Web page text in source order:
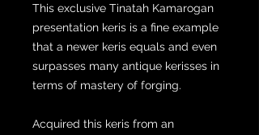
This exclusive Tinatah Kamarogan
presentation keris is a fine example
that a newer keris equals and even
surpasses many antique kerisses in
terms of mastery of forging.
Acquired this keris from an